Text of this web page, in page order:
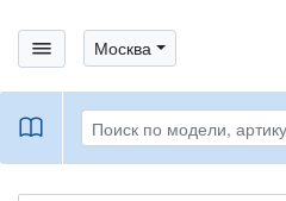
bars Москва
book